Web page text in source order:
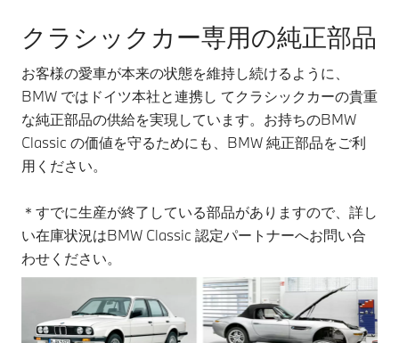
クラシックカー専用の純正部品
お客様の愛車が本来の状態を維持し続けるように、
BMW ではドイツ本社と連携し てクラシックカーの貴重
な純正部品の供給を実現しています。お持ちのBMW
Classic の価値を守るためにも、BMW 純正部品をご利
用ください。
＊すでに生産が終了している部品がありますので、詳し
い在庫状況はBMW Classic 認定パートナーへお問い合
わせください。